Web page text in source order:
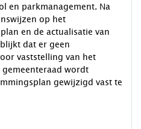
en parkmanagement. Na
op het
en de actualisatie van
dat er geen
vaststelling van het
wordt
gewijzigd vast te